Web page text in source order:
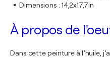
Dimensions : 14,2x17,7in
À propos de
Dans cette peinture à l’huile,